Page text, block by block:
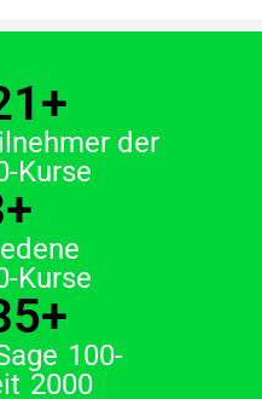
der
Kurse
+
Kurse
+
100-
2000
+